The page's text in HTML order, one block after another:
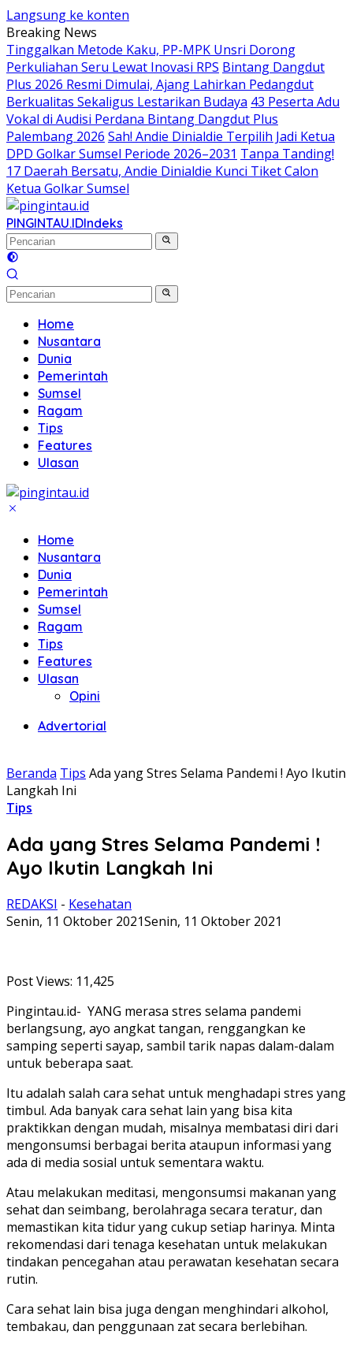
Langsung ke konten
Breaking News
Tinggalkan Metode Kaku, PP-MPK Unsri Dorong
Perkuliahan Seru Lewat Inovasi RPS Bintang Dangdut
Plus 2026 Resmi Dimulai, Ajang Lahirkan Pedangdut
Berkualitas Sekaligus Lestarikan Budaya 43 Peserta Adu
Vokal di Audisi Perdana Bintang Dangdut Plus
Palembang 2026 Sah! Andie Dinialdie Terpilih Jadi Ketua
DPD Golkar Sumsel Periode 2026–2031 Tanpa Tanding!
17 Daerah Bersatu, Andie Dinialdie Kunci Tiket Calon
Ketua Golkar Sumsel
PINGINTAU.IDIndeks
Home
Nusantara
Dunia
Pemerintah
Sumsel
Ragam
Tips
Features
Ulasan
Home
Nusantara
Dunia
Pemerintah
Sumsel
Ragam
Tips
Features
Ulasan
Opini
Advertorial
Beranda Tips Ada yang Stres Selama Pandemi ! Ayo Ikutin
Langkah Ini
Tips
Ada yang Stres Selama Pandemi !
Ayo Ikutin Langkah Ini
REDAKSI - Kesehatan
Senin, 11 Oktober 2021Senin, 11 Oktober 2021
Post Views: 11,425
Pingintau.id- YANG merasa stres selama pandemi
berlangsung, ayo angkat tangan, renggangkan ke
samping seperti sayap, sambil tarik napas dalam-dalam
untuk beberapa saat.
Itu adalah salah cara sehat untuk menghadapi stres yang
timbul. Ada banyak cara sehat lain yang bisa kita
praktikkan dengan mudah, misalnya membatasi diri dari
mengonsumsi berbagai berita ataupun informasi yang
ada di media sosial untuk sementara waktu.
Atau melakukan meditasi, mengonsumsi makanan yang
sehat dan seimbang, berolahraga secara teratur, dan
memastikan kita tidur yang cukup setiap harinya. Minta
rekomendasi dari tenaga kesehatan untuk melakukan
tindakan pencegahan atau perawatan kesehatan secara
rutin.
Cara sehat lain bisa juga dengan menghindari alkohol,
tembakau, dan penggunaan zat secara berlebihan.